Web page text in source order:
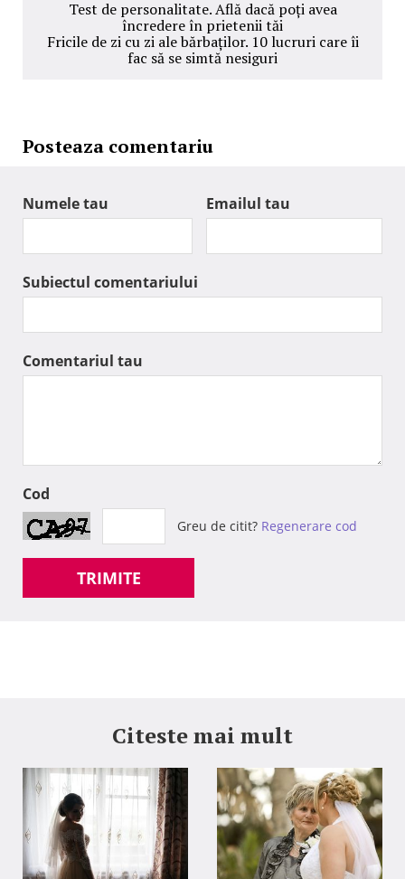
Test de personalitate. Află dacă poți avea
încredere în prietenii tăi
Fricile de zi cu zi ale bărbaților. 10 lucruri care îi
fac să se simtă nesiguri
Posteaza comentariu
Numele tau Emailul tau
Subiectul comentariului
Comentariul tau
Cod
Greu de citit? Regenerare cod
TRIMITE
Citeste mai mult